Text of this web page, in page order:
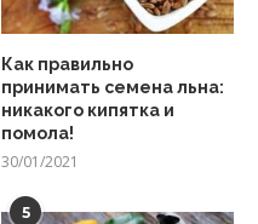
Как правильно
принимать семена льна:
никакого кипятка и
помола!
30/01/2021
5